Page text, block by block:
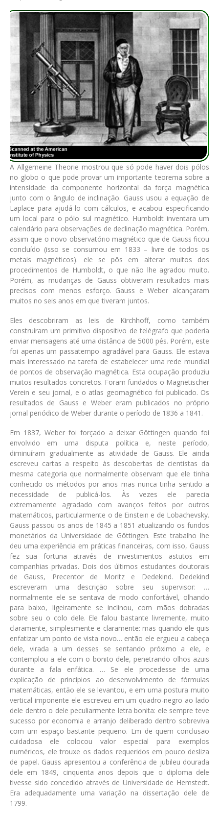
A Allgemeine Theorie mostrou que só pode haver dois pólos
no globo o que pode provar um importante teorema sobre a
intensidade da componente horizontal da força magnética
junto com o ângulo de inclinação. Gauss usou a equação de
Laplace para ajudá-lo com cálculos, e acabou especificando
um local para o pólo sul magnético. Humboldt inventara um
calendário para observações de declinação magnética. Porém,
assim que o novo observatório magnético que de Gauss ficou
concluído (isso se consumou em 1833 – livre de todos os
metais magnéticos). ele se pôs em alterar muitos dos
procedimentos de Humboldt, o que não lhe agradou muito.
Porém, as mudanças de Gauss obtiveram resultados mais
precisos com menos esforço. Gauss e Weber alcançaram
muitos no seis anos em que tiveram juntos.
Eles descobriram as leis de Kirchhoff, como também
construíram um primitivo dispositivo de telégrafo que poderia
enviar mensagens até uma distância de 5000 pés. Porém, este
foi apenas um passatempo agradável para Gauss. Ele estava
mais interessado na tarefa de estabelecer uma rede mundial
de pontos de observação magnética. Esta ocupação produziu
muitos resultados concretos. Foram fundados o Magnetischer
Verein e seu jornal, e o atlas geomagnético foi publicado. Os
resultados de Gauss e Weber eram publicados no próprio
jornal periódico de Weber durante o período de 1836 a 1841.
Em 1837, Weber foi forçado a deixar Göttingen quando foi
envolvido em uma disputa política e, neste período,
diminuíram gradualmente as atividade de Gauss. Ele ainda
escreveu cartas a respeito às descobertas de cientistas da
mesma categoria que normalmente observam que ele tinha
conhecido os métodos por anos mas nunca tinha sentido a
necessidade de publicá-los. Às vezes ele parecia
extremamente agradado com avanços feitos por outros
matemáticos, particularmente o de Einstein e de Lobachevsky.
Gauss passou os anos de 1845 a 1851 atualizando os fundos
monetários da Universidade de Göttingen. Este trabalho lhe
deu uma experiência em práticas financeiras, com isso, Gauss
fez sua fortuna através de investimentos astutos em
companhias privadas. Dois dos últimos estudantes doutorais
de Gauss, Precentor de Moritz e Dedekind. Dedekind
escreveram uma descrição sobre seu supervisor: …
normalmente ele se sentava de modo confortável, olhando
para baixo, ligeiramente se inclinou, com mãos dobradas
sobre seu o colo dele. Ele falou bastante livremente, muito
claramente, simplesmente e claramente: mas quando ele quis
enfatizar um ponto de vista novo… então ele ergueu a cabeça
dele, virada a um desses se sentando próximo a ele, e
contemplou a ele com o bonito dele, penetrando olhos azuis
durante a fala enfática. … Se ele procedesse de uma
explicação de princípios ao desenvolvimento de fórmulas
matemáticas, então ele se levantou, e em uma postura muito
vertical imponente ele escreveu em um quadro-negro ao lado
dele dentro o dele peculiarmente letra bonita: ele sempre teve
sucesso por economia e arranjo deliberado dentro sobreviva
com um espaço bastante pequeno. Em de quem conclusão
cuidadosa ele colocou valor especial para exemplos
numéricos, ele trouxe os dados requeridos em pouco desliza
de papel. Gauss apresentou a conferência de jubileu dourada
dele em 1849, cinquenta anos depois que o diploma dele
tivesse sido concedido através de Universidade de Hemstedt.
Era adequadamente uma variação na dissertação dele de
1799.